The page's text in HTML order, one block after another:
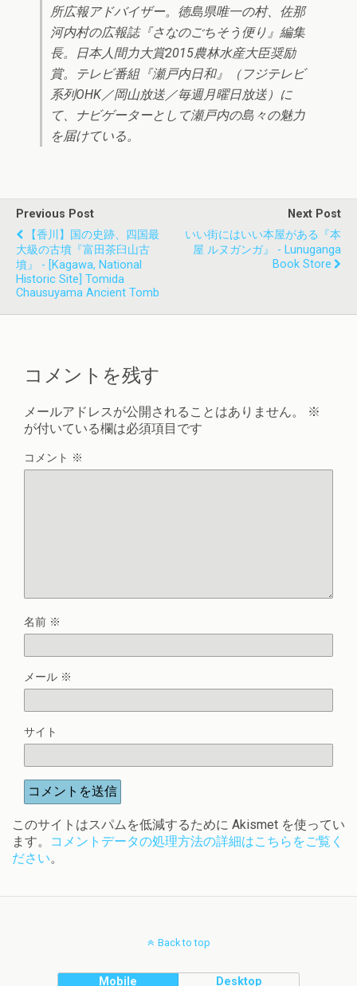
所広報アドバイザー。徳島県唯一の村、佐那
河内村の広報誌『さなのごちそう便り』編集
長。日本人間力大賞2015農林水産大臣奨励
賞。テレビ番組『瀬戸内日和』（フジテレビ
系列OHK／岡山放送／毎週月曜日放送）に
て、ナビゲーターとして瀬戸内の島々の魅力
を届けている。
Previous Post
【香川】国の史跡、四国最
大級の古墳『富田茶臼山古
墳』 - [Kagawa, National
Historic Site] Tomida
Chausuyama Ancient Tomb
Next Post
いい街にはいい本屋がある『本
屋 ルヌガンガ』 - Lunuganga
Book Store
コメントを残す
メールアドレスが公開されることはありません。
※
が付いている欄は必須項目です
コメント ※
名前 ※
メール ※
サイト
このサイトはスパムを低減するために Akismet を使ってい
ます。
コメントデータの処理方法の詳細はこちらをご覧く
ださい。
Back to top
Mobile Desktop